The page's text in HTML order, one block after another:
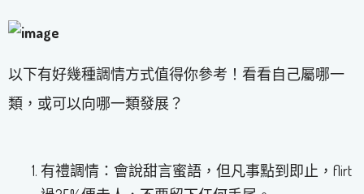
以下有好幾種調情方式值得你參考！看看自己屬哪一
類，或可以向哪一類發展？
有禮調情：會說甜言蜜語，但凡事點到即止，flirt